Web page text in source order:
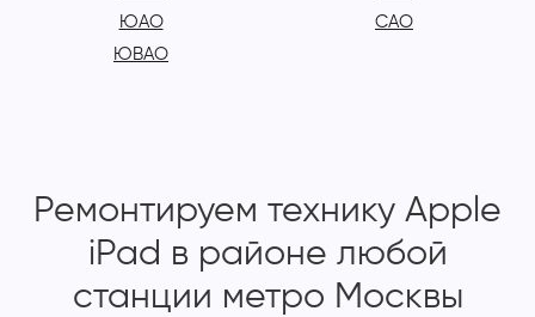
ЮАО
ЮВАО
САО
Ремонтируем технику Apple
iPad в районе любой
станции метро Москвы